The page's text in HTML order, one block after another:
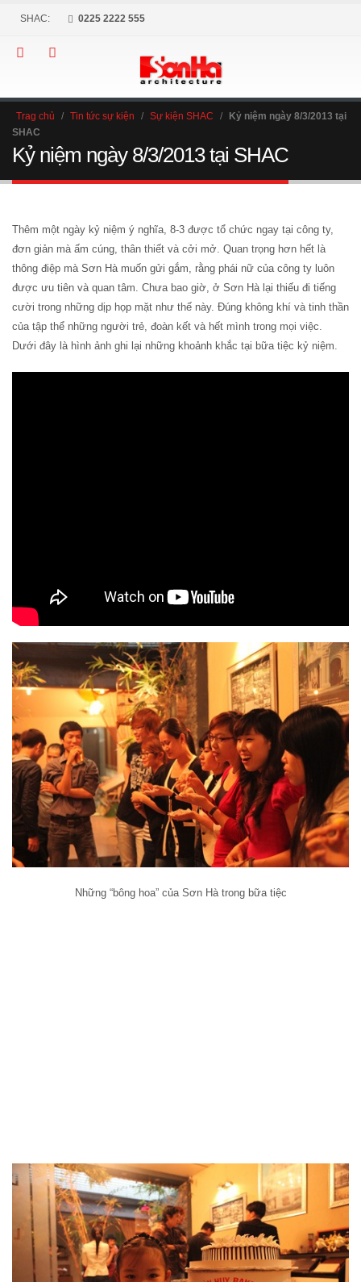
SHAC: 0225 2222 555
Trag chủ / Tin tức sự kiện / Sự kiện SHAC /
Kỷ niệm ngày 8/3/2013 tại
SHAC
Kỷ niệm ngày 8/3/2013 tại SHAC
Thêm một ngày kỷ niệm ý nghĩa, 8-3 được tổ chức ngay tại công ty,
đơn giản mà ấm cúng, thân thiết và cởi mở. Quan trọng hơn hết là
thông điệp mà Sơn Hà muốn gửi gắm, rằng phái nữ của công ty luôn
được ưu tiên và quan tâm. Chưa bao giờ, ở Sơn Hà lại thiếu đi tiếng
cười trong những dịp họp mặt như thế này. Đúng không khí và tinh thần
của tập thể những người trẻ, đoàn kết và hết mình trong mọi việc.
Dưới đây là hình ảnh ghi lại những khoảnh khắc tại bữa tiệc kỷ niệm.
Những “bông hoa” của Sơn Hà trong bữa tiệc